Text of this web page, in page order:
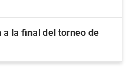
a la final del torneo de